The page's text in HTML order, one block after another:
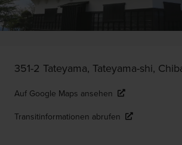
351-2 Tateyama, Tateyama-shi,
Auf Google Maps ansehen
Transitinformationen abrufen